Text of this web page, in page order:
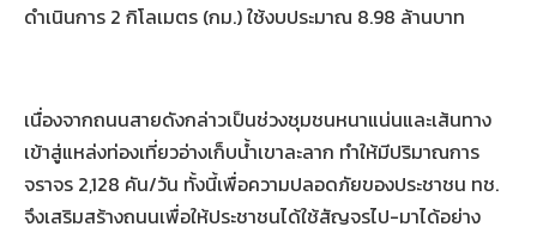
ดำเนินการ 2 กิโลเมตร (กม.) ใช้งบประมาณ 8.98 ล้านบาท
เนื่องจากถนนสายดังกล่าวเป็นช่วงชุมชนหนาแน่นและเส้นทาง
เข้าสู่แหล่งท่องเที่ยวอ่างเก็บน้ำเขาละลาก ทำให้มีปริมาณการ
จราจร 2,128 คัน/วัน ทั้งนี้เพื่อความปลอดภัยของประชาชน ทช.
จึงเสริมสร้างถนนเพื่อให้ประชาชนได้ใช้สัญจรไป-มาได้อย่าง